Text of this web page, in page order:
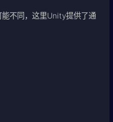
不同，这里Unity提供了通